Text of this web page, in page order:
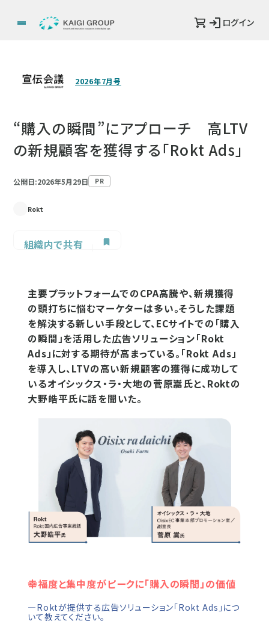
ログイン
2026年7月号
“購入の瞬間”にアプローチ 高LTV
の新規顧客を獲得する「Rokt Ads」
公開日:2026年5月29日 PR
Rokt
組織内で共有
主要プラットフォームでのCPA高騰や、新規獲得
の頭打ちに悩むマーケターは多い。そうした課題
を解決する新しい手段として、ECサイトでの「購入
の瞬間」を活用した広告ソリューション「Rokt
Ads」に対する期待が高まっている。「Rokt Ads」
を導入し、LTVの高い新規顧客の獲得に成功して
いるオイシックス・ラ・大地の菅原嵩氏と、Roktの
大野皓平氏に話を聞いた。
幸福度と集中度がピークに「購入の瞬間」の価値
―Roktが提供する広告ソリューション「Rokt Ads」につ
いて教えてください。